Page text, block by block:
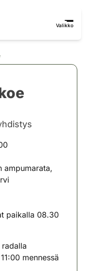
Valikko
ampumarata,
paikalla 08.30
mennessä